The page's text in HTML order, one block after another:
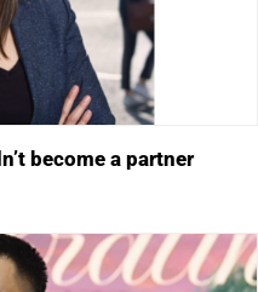
become a partner